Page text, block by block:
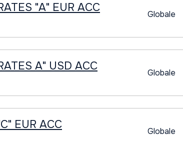
"A" EUR ACC Globale
A" USD ACC Globale
EUR ACC Globale